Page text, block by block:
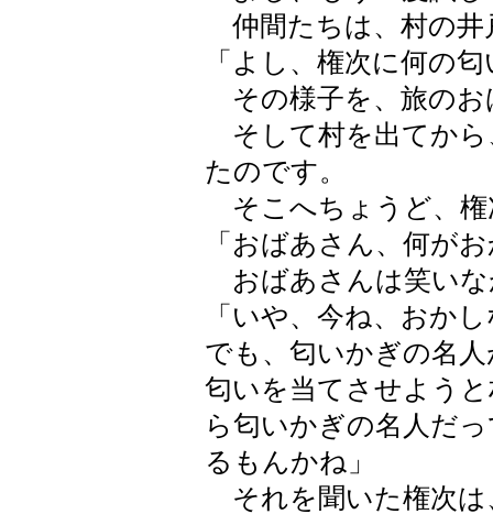
仲間たちは、村の井
「よし、権次に何の
その様子を、旅のお
そして村を出てから
たのです。
そこへちょうど、権
「おばあさん、何が
おばあさんは笑いな
「いや、今ね、おか
でも、匂いかぎの名
匂いを当てさせよう
ら匂いかぎの名人だ
るもんかね」
それを聞いた権次は